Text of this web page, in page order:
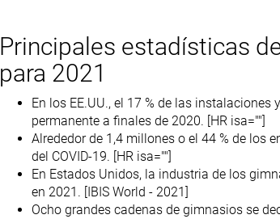
Principales estadísticas
para 2021
En los EE.UU., el 17 % de las
permanente a finales de 2020. [HR isa=""]
Alrededor de 1,4 millones o el 44 % de los
del COVID-19. [HR isa=""]
En Estados Unidos, la industria de los
en 2021. [IBIS World - 2021]
Ocho grandes cadenas de gimnasios se